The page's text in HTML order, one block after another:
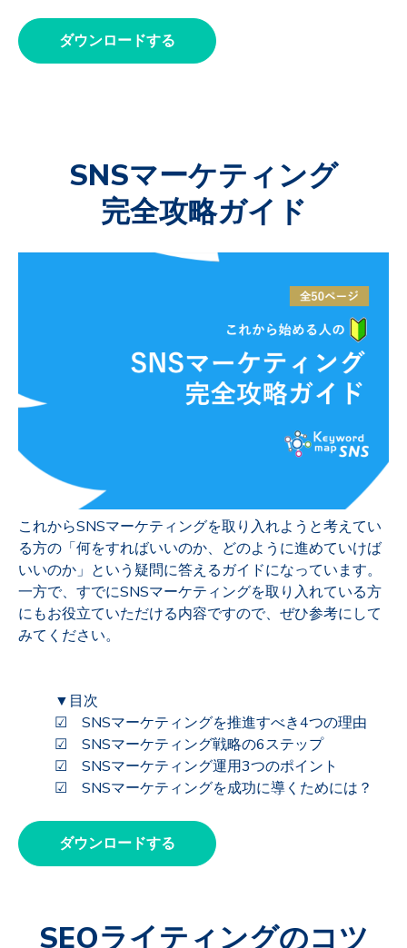
ダウンロードする
SNSマーケティング
完全攻略ガイド
これからSNSマーケティングを取り入れようと考えてい
る方の「何をすればいいのか、どのように進めていけば
いいのか」という疑問に答えるガイドになっています。
一方で、すでにSNSマーケティングを取り入れている方
にもお役立ていただける内容ですので、ぜひ参考にして
みてください。
▼目次
☑ SNSマーケティングを推進すべき4つの理由
☑ SNSマーケティング戦略の6ステップ
☑ SNSマーケティング運用3つのポイント
☑ SNSマーケティングを成功に導くためには？
ダウンロードする
SEOライティングのコツ